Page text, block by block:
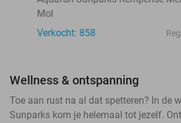
Mol
Verkocht: 858
Wellness & ontspanning
Toe aan rust na al dat spetteren? In de
Sunparks kom je helemaal tot jezelf.